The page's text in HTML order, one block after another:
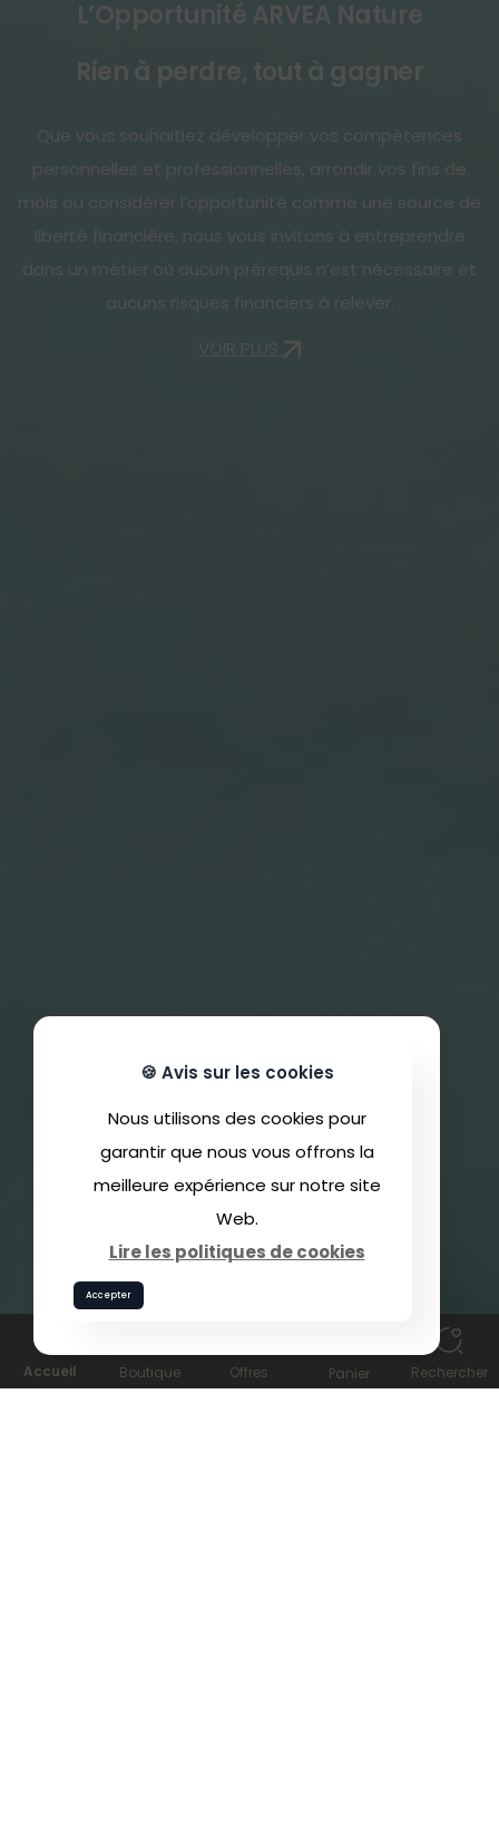
L’Opportunité ARVEA Nature
Rien à perdre, tout à gagner
Que vous souhaitiez développer vos compétences
personnelles et professionnelles, arrondir vos fins de
mois ou considérer l’opportunité comme une source de
liberté financière, nous vous invitons à entreprendre
dans un métier où aucun prérequis n’est nécessaire et
aucuns risques financiers à relever.
VOIR PLUS
🍪 Avis sur les cookies
Nous utilisons des cookies pour
garantir que nous vous offrons la
meilleure expérience sur notre site
Web.
Lire les politiques de cookies
Accepter
Accueil Boutique Offres Panier Rechercher